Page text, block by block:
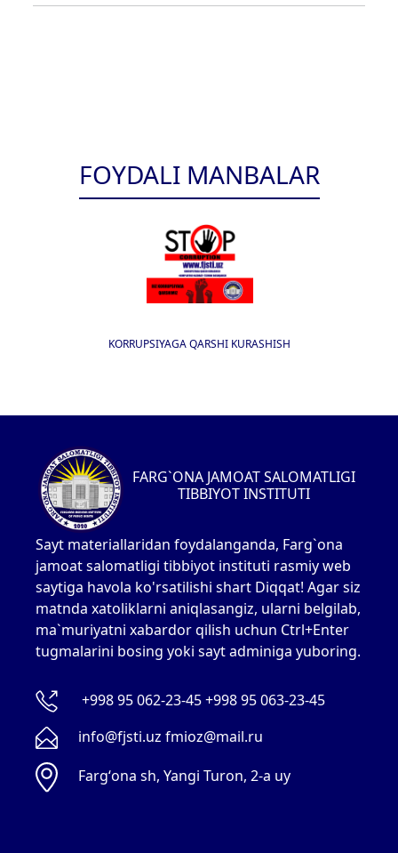
FOYDALI MANBALAR
KORRUPSIYAGA QARSHI KURASHISH
FARG`ONA JAMOAT SALOMATLIGI
TIBBIYOT INSTITUTI
Sayt materiallaridan foydalanganda, Farg`ona
jamoat salomatligi tibbiyot instituti rasmiy web
saytiga havola ko'rsatilishi shart Diqqat! Agar siz
matnda xatoliklarni aniqlasangiz, ularni belgilab,
ma`muriyatni xabardor qilish uchun Ctrl+Enter
tugmalarini bosing yoki sayt adminiga yuboring.
+998 95 062-23-45 +998 95 063-23-45
info@fjsti.uz fmioz@mail.ru
Fargʻona sh, Yangi Turon, 2-a uy